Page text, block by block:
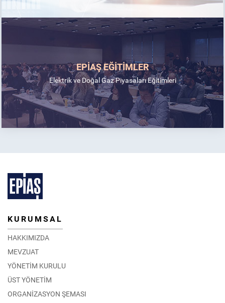
EPİAŞ EĞİTİMLER
Elektrik ve Doğal Gaz Piyasaları Eğitimleri
KURUMSAL
HAKKIMIZDA
MEVZUAT
YÖNETİM KURULU
ÜST YÖNETİM
ORGANİZASYON ŞEMASI